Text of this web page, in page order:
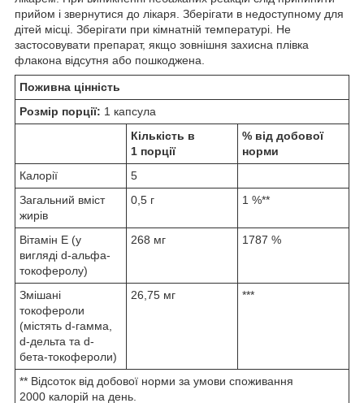
прийом і звернутися до лікаря. Зберігати в недоступному для
дітей місці. Зберігати при кімнатній температурі. Не
застосовувати препарат, якщо зовнішня захисна плівка
флакона відсутня або пошкоджена.
Поживна цінність
Розмір порції: 1 капсула
Кількість в
1 порції
% від добової
норми
Калорії
5
Загальний вміст
жирів
0,5 г 1 %**
Вітамін E (у
вигляді d-альфа-
токоферолу)
268 мг 1787 %
Змішані
токофероли
(містять d-гамма,
d-дельта та d-
бета-токофероли)
26,75 мг ***
** Відсоток від добової норми за умови споживання
2000 калорій на день.